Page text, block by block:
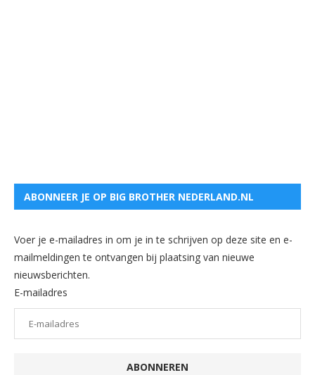
ABONNEER JE OP BIG BROTHER NEDERLAND.NL
Voer je e-mailadres in om je in te schrijven op deze site en e-
mailmeldingen te ontvangen bij plaatsing van nieuwe
nieuwsberichten.
E-mailadres
ABONNEREN